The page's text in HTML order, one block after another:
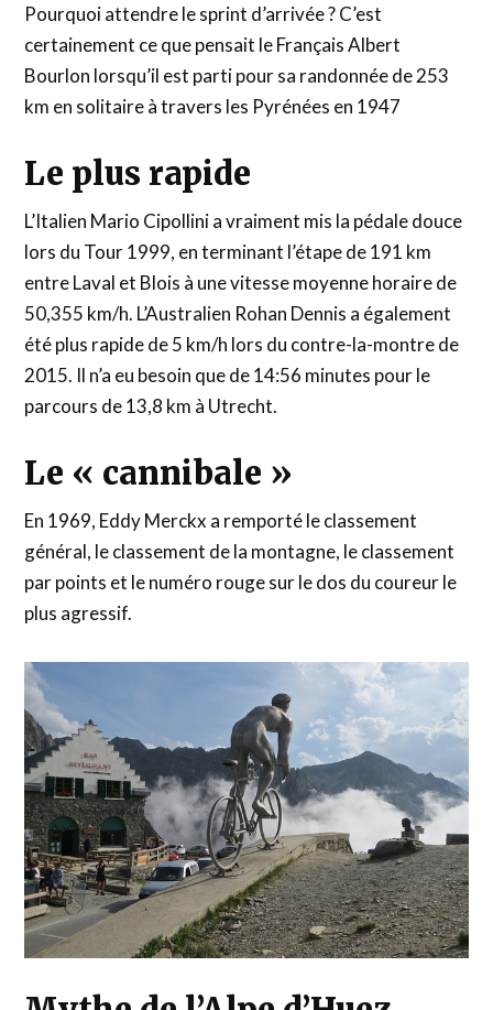
Pourquoi attendre le sprint d’arrivée ? C’est
certainement ce que pensait le Français Albert
Bourlon lorsqu’il est parti pour sa randonnée de 253
km en solitaire à travers les Pyrénées en 1947
Le plus rapide
L’Italien Mario Cipollini a vraiment mis la pédale douce
lors du Tour 1999, en terminant l’étape de 191 km
entre Laval et Blois à une vitesse moyenne horaire de
50,355 km/h. L’Australien Rohan Dennis a également
été plus rapide de 5 km/h lors du contre-la-montre de
2015. Il n’a eu besoin que de 14:56 minutes pour le
parcours de 13,8 km à Utrecht.
Le « cannibale »
En 1969, Eddy Merckx a remporté le classement
général, le classement de la montagne, le classement
par points et le numéro rouge sur le dos du coureur le
plus agressif.